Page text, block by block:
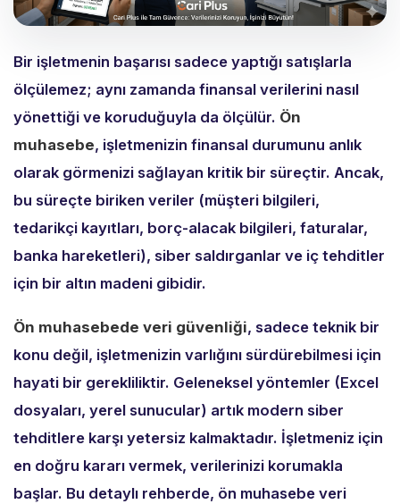
Bir işletmenin başarısı sadece yaptığı satışlarla
ölçülemez; aynı zamanda finansal verilerini nasıl
yönettiği ve koruduğuyla da ölçülür. Ön
muhasebe, işletmenizin finansal durumunu anlık
olarak görmenizi sağlayan kritik bir süreçtir. Ancak,
bu süreçte biriken veriler (müşteri bilgileri,
tedarikçi kayıtları, borç-alacak bilgileri, faturalar,
banka hareketleri), siber saldırganlar ve iç tehditler
için bir altın madeni gibidir.
Ön muhasebede veri güvenliği, sadece teknik bir
konu değil, işletmenizin varlığını sürdürebilmesi için
hayati bir gerekliliktir. Geleneksel yöntemler (Excel
dosyaları, yerel sunucular) artık modern siber
tehditlere karşı yetersiz kalmaktadır. İşletmeniz için
en doğru kararı vermek, verilerinizi korumakla
başlar. Bu detaylı rehberde, ön muhasebe veri